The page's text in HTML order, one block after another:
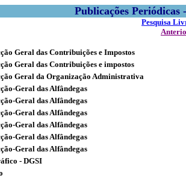
Publicações
Pesquisa
Geral das Contribuições e Impostos
Geral das Contribuições e impostos
Geral da Organização Administrativa
Geral das Alfândegas
Geral das Alfândegas
Geral das Alfândegas
Geral das Alfândegas
Geral das Alfândegas
Geral das Alfândegas
- DGSI